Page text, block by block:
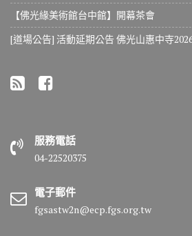
【佛光緣美術館台中館】開幕茶會
[道場公告] 活動延期公告 佛光山惠中寺
服務電話
04-22520375
電子郵件
fgsastw2n@ecp.fgs.org.tw